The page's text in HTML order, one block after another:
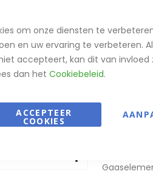
om onze diensten te
en uw ervaring te verbeteren.
accepteert, kan dit van invloed
dan het Cookiebeleid.
ACCEPTEER
COOKIES
€ 57,00